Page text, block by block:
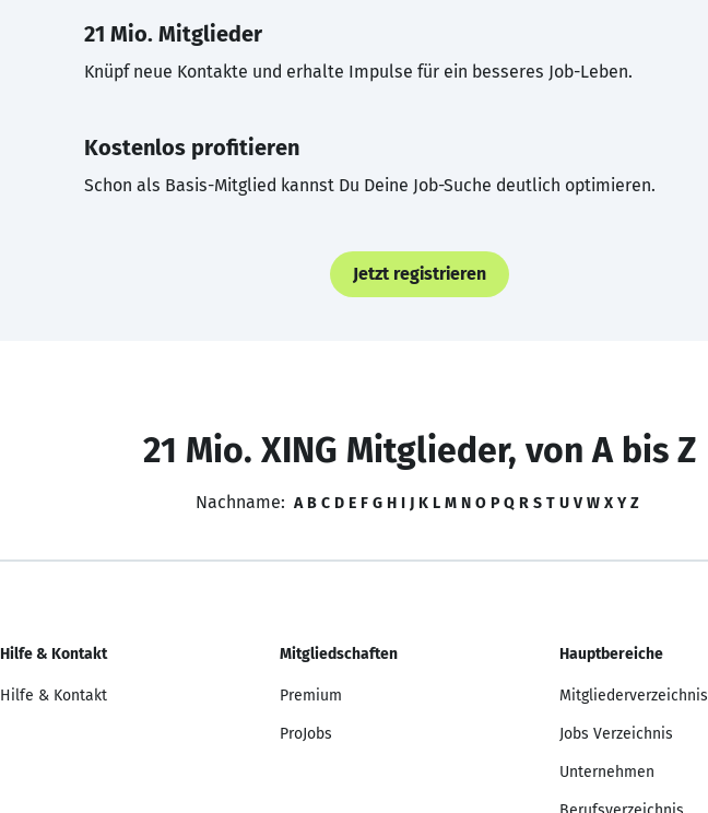
21 Mio. Mitglieder
Knüpf neue Kontakte und erhalte Impulse für ein besseres Job-Leben.
Kostenlos profitieren
Schon als Basis-Mitglied kannst Du Deine Job-Suche deutlich optimieren.
Jetzt registrieren
21 Mio. XING Mitglieder, von A bis Z
Nachname: A B C D E F G H I J K L M N O P Q R S T U V W X Y Z
Hilfe & Kontakt
Hilfe & Kontakt
Mitgliedschaften
Premium
ProJobs
Hauptbereiche
Mitgliederverzeichnis
Jobs Verzeichnis
Unternehmen